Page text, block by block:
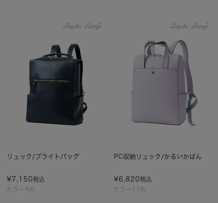
カラー4色
リュック/ブライトバッグ
¥ 7,150税込
カラー11色
PC収納リュック/かるいかばん
¥6,820税込